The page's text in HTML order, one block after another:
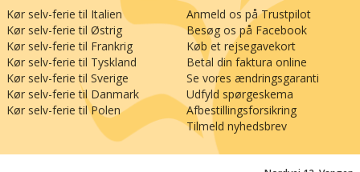
I Ohrdruf (10 km) kan I opleve
Tobiashammermuseet, der fremviser en stærk
industriel arv – og I kan få mere teknik på
Ohratalsperre (16 km), hvor I kan se ud over den
store dæmningskonstruktion, der forsyner
drikkevand til næsten hele Thüringen. I Gotha
(18 km) kan I træde gennem porten til byens slot
og blive forbløffet over kunstskattene indeni. Vil
Kør selv-ferie til Italien
Kør selv-ferie til Østrig
Kør selv-ferie til Frankrig
Kør selv-ferie til Tyskland
Kør selv-ferie til Sverige
Kør selv-ferie til Danmark
Kør selv-ferie til Polen
Anmeld os på Trustpilot
Besøg os på Facebook
Køb et rejsegavekort
Betal din faktura online
Se vores ændringsgaranti
Udfyld spørgeskema
Afbestillingsforsikring
Tilmeld nyhedsbrev